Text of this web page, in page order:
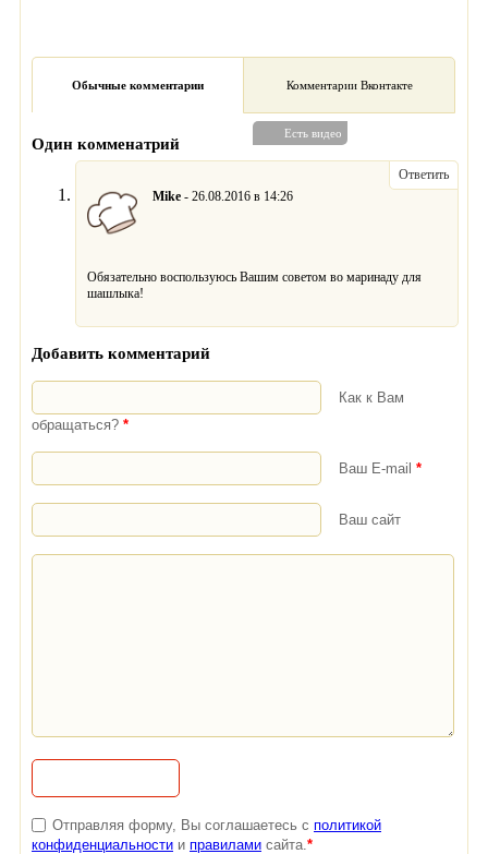
Есть видео
Обычные комментарии Комментарии Вконтакте
Один комменатрий
Mike - 26.08.2016 в 14:26
Обязательно воспользуюсь Вашим советом во маринаду для
шашлыка!
Ответить
Добавить комментарий
Как к Вам
обращаться? *
Ваш E-mail *
Ваш сайт
Отправляя форму, Вы соглашаетесь с политикой
конфиденциальности и правилами сайта. *